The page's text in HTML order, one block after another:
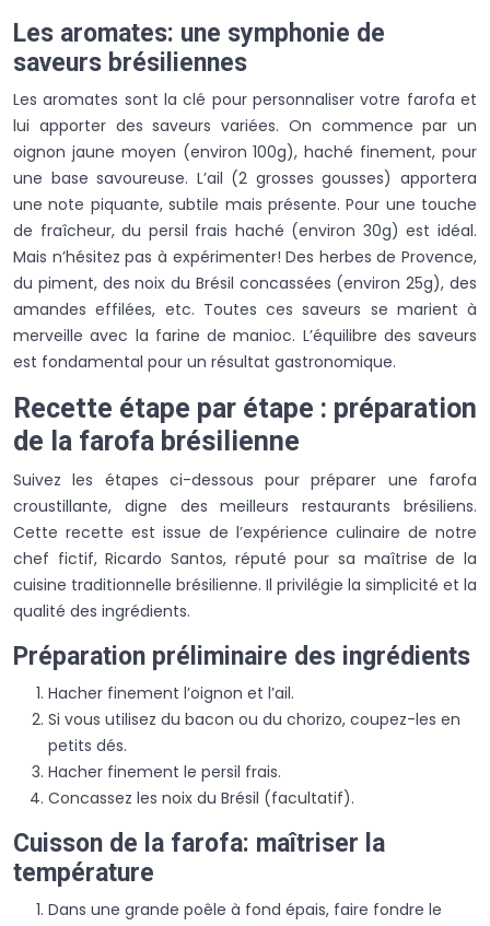
Les aromates: une symphonie de
saveurs brésiliennes
Les aromates sont la clé pour personnaliser votre farofa et
lui apporter des saveurs variées. On commence par un
oignon jaune moyen (environ 100g), haché finement, pour
une base savoureuse. L’ail (2 grosses gousses) apportera
une note piquante, subtile mais présente. Pour une touche
de fraîcheur, du persil frais haché (environ 30g) est idéal.
Mais n’hésitez pas à expérimenter! Des herbes de Provence,
du piment, des noix du Brésil concassées (environ 25g), des
amandes effilées, etc. Toutes ces saveurs se marient à
merveille avec la farine de manioc. L’équilibre des saveurs
est fondamental pour un résultat gastronomique.
Recette étape par étape : préparation
de la farofa brésilienne
Suivez les étapes ci-dessous pour préparer une farofa
croustillante, digne des meilleurs restaurants brésiliens.
Cette recette est issue de l’expérience culinaire de notre
chef fictif, Ricardo Santos, réputé pour sa maîtrise de la
cuisine traditionnelle brésilienne. Il privilégie la simplicité et la
qualité des ingrédients.
Préparation préliminaire des ingrédients
Hacher finement l’oignon et l’ail.
Si vous utilisez du bacon ou du chorizo, coupez-les en
petits dés.
Hacher finement le persil frais.
Concassez les noix du Brésil (facultatif).
Cuisson de la farofa: maîtriser la
température
Dans une grande poêle à fond épais, faire fondre le